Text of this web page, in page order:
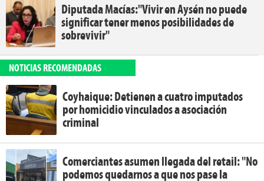
Diputada Macías:"Vivir en Aysén no puede
significar tener menos posibilidades de
sobrevivir"
NOTICIAS RECOMENDADAS
Coyhaique: Detienen a cuatro imputados
por homicidio vinculados a asociación
criminal
Comerciantes asumen llegada del retail: "No
podemos quedarnos a que nos pase la